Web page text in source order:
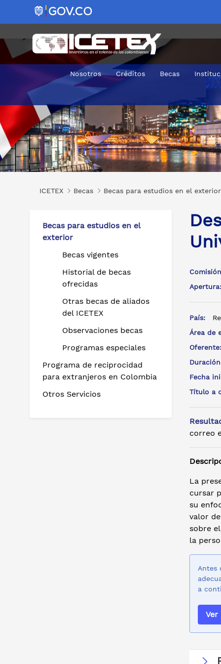
Nosotros Créditos Becas
Descuentos en Matrículas para Maestrías en la
ICETEX Becas Becas para estudios en el exterior
Becas para estudios en el
exterior
Becas vigentes
Historial de becas
ofrecidas
Otras becas de aliados
del ICETEX
Observaciones becas
Programas especiales
Programa de reciprocidad
para extranjeros en Colombia
Otros Servicios
País:
Área de
Fecha
Título a
correo
La
cursar
su
valor
sobre
la
Antes
a
Ver